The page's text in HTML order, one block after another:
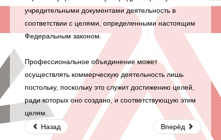
учредительными документами деятельность в
соответствии с целями, определенными настоящим
Федеральным законом.
Профессиональное объединение может
осуществлять коммерческую деятельность лишь
постольку, поскольку это служит достижению целей,
ради которых оно создано, и соответствующую этим
целям.
Назад
Вперёд